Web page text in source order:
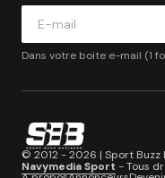
Dans votre boite e-mail (1
© 2012 - 2026 | Sport
Navymedia Sport - Tous